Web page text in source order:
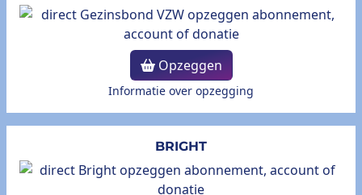
Opzeggen
Informatie over opzegging
BRIGHT